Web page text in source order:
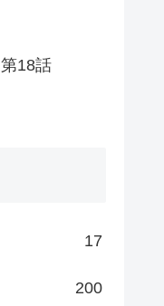
18話
17
200